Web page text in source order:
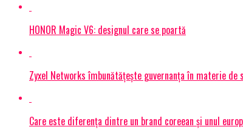
HONOR Magic V6: designul care se poartă
Zyxel Networks îmbunătățește guvernanța în materie
Care este diferența dintre un brand coreean și unul